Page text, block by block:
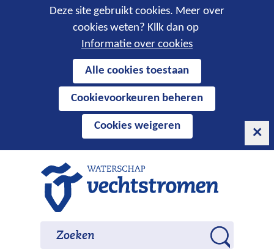
Cookies
toestaan?
Deze site gebruikt cookies. Meer over
cookies weten? Kllk dan op
Informatie over cookies
cookies
deze
website
worden
toegestaan
Alle cookies toestaan
Cookievoorkeuren beheren
Cookies weigeren
naar
Zoeken Zoeken